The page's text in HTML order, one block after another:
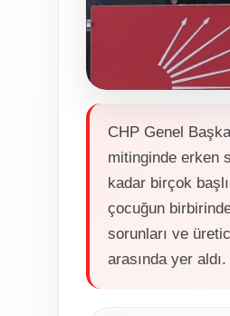
CHP Genel
mitinginde erken
kadar birçok
çocuğun
sorunları ve
arasında yer aldı.